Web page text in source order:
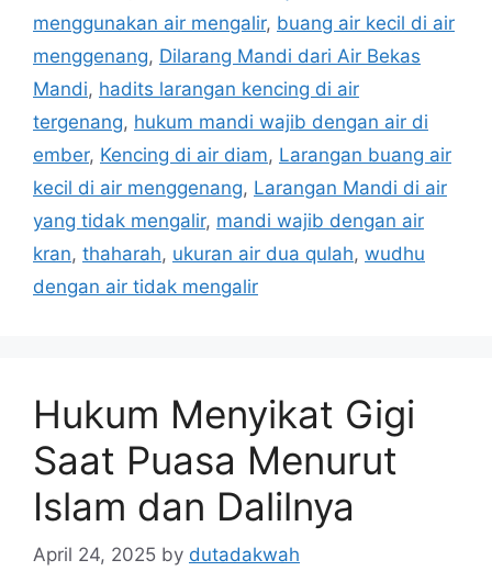
menggunakan air mengalir, buang air kecil di air
menggenang, Dilarang Mandi dari Air Bekas
Mandi, hadits larangan kencing di air
tergenang, hukum mandi wajib dengan air di
ember, Kencing di air diam, Larangan buang air
kecil di air menggenang, Larangan Mandi di air
yang tidak mengalir, mandi wajib dengan air
kran, thaharah, ukuran air dua qulah, wudhu
dengan air tidak mengalir
Hukum Menyikat Gigi
Saat Puasa Menurut
Islam dan Dalilnya
April 24, 2025 by dutadakwah